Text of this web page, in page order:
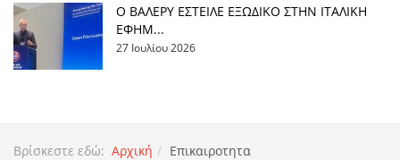
Ο ΒΑΛΕΡΥ ΕΣΤΕΙΛΕ ΕΞΩΔΙΚΟ ΣΤΗΝ ΙΤΑΛΙΚΗ
ΕΦΗΜ...
27 Ιουλίου 2026
Βρίσκεστε εδώ: Αρχική Επικαιροτητα